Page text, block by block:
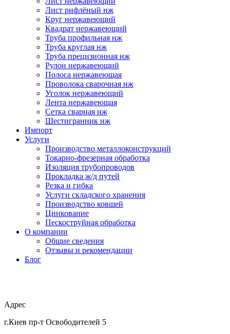
Лист рифлёный нж
Круг нержавеющий
Квадрат нержавеющий
Труба профильная нж
Труба круглая нж
Труба прецизионная нж
Рулон нержавеющий
Полоса нержавеющая
Проволока сварочная нж
Уголок нержавеющий
Лента нержавеющая
Сетка сварная нж
Шестигранник нж
Импорт
Услуги
Производство металлоконструкций
Токарно-фрезерная обработка
Изоляция трубопроводов
Прокладка ж/д путей
Резка и гибка
Услуги складского хранения
Производство ковшей
Цинкование
Пескоструйная обработка
О компании
Общие сведения
Отзывы и рекомендации
Блог
Адрес
г.Киев пр-т Освободителей 5